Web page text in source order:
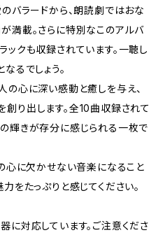
バラードから、朗読劇ではおな
満載。さらに特別なこのアルバ
ックも収録されています。一聴し
るでしょう。
の心に深い感動と癒しを与え、
り出します。全10曲収録されて
輝きが存分に感じられる一枚で
に欠かせない音楽になること
をたっぷりと感じてください。
対応しています。ご注意くださ